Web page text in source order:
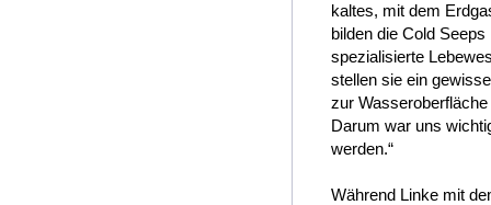
kaltes, mit dem
bilden die Cold
spezialisierte
stellen sie ein
zur
Darum war uns
werden.“
Während Linke mit